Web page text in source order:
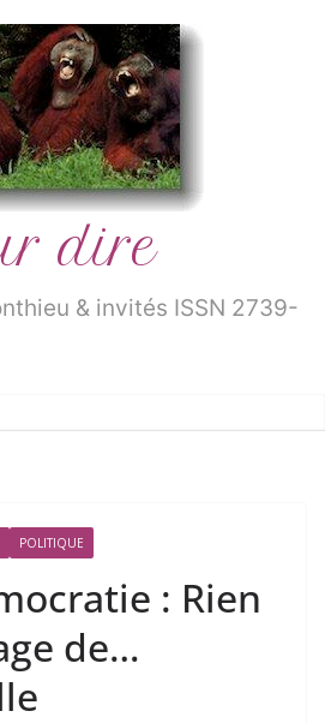
dire
& invités ISSN 2739-
POLITIQUE
: Rien
de…